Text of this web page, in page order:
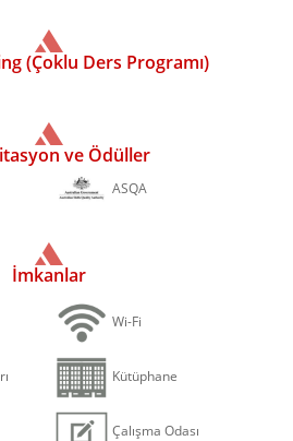
(Çoklu Ders Programı)
ve Ödüller
ASQA
İmkanlar
Wi-Fi
Kütüphane
Çalışma Odası